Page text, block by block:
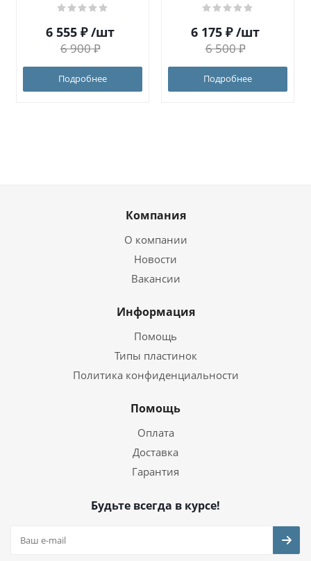
6 555 ₽ /шт
6 900₽
Подробнее
6 175 ₽ /шт
6 500₽
Подробнее
Компания
О компании
Новости
Вакансии
Информация
Помощь
Типы пластинок
Политика конфиденциальности
Помощь
Оплата
Доставка
Гарантия
Будьте всегда в курсе!